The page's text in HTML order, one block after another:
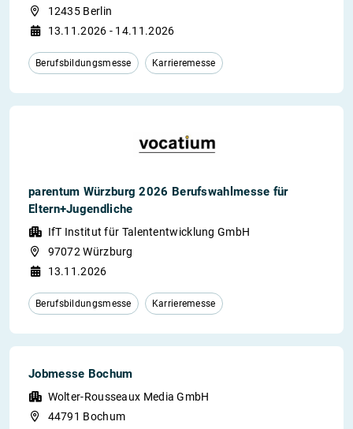
12435 Berlin
13.11.2026 - 14.11.2026
Berufsbildungsmesse Karrieremesse
parentum Würzburg 2026 Berufswahlmesse für
Eltern+Jugendliche
IfT Institut für Talententwicklung GmbH
97072 Würzburg
13.11.2026
Berufsbildungsmesse Karrieremesse
Jobmesse Bochum
Wolter-Rousseaux Media GmbH
44791 Bochum